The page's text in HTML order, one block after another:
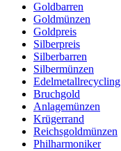
Goldbarren
Goldmünzen
Goldpreis
Silberpreis
Silberbarren
Silbermünzen
Edelmetallrecycling
Bruchgold
Anlagemünzen
Krügerrand
Reichsgoldmünzen
Philharmoniker